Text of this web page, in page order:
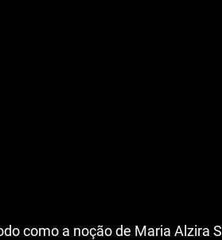
como a noção de Maria Alzira